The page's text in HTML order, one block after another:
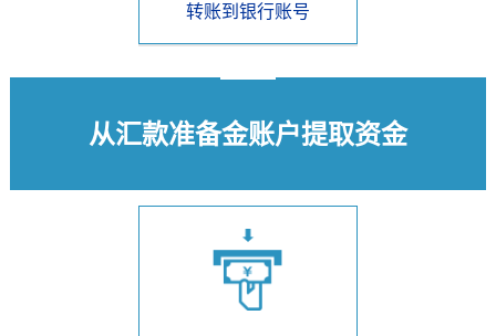
转账到银行账号
从汇款准备金账户提取资金